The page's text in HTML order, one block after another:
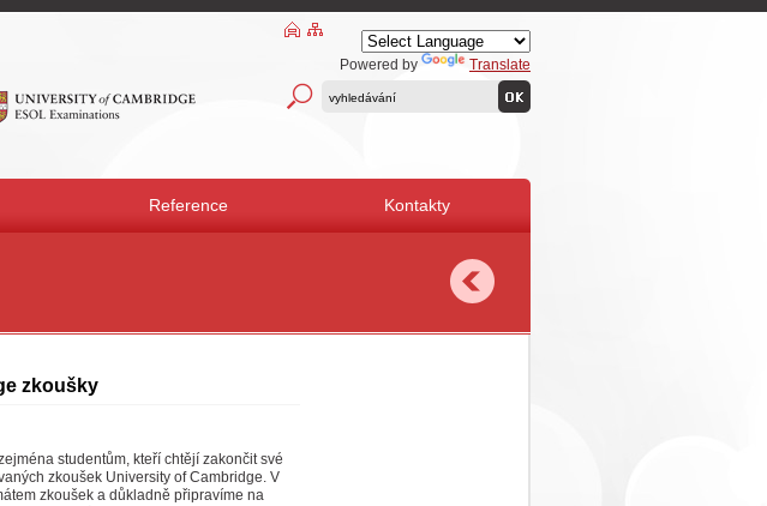
Powered by Translate
Reference Kontakty
zkoušky
studentům, kteří chtějí zakončit své
zkoušek University of Cambridge. V
zkoušek a důkladně připravíme na